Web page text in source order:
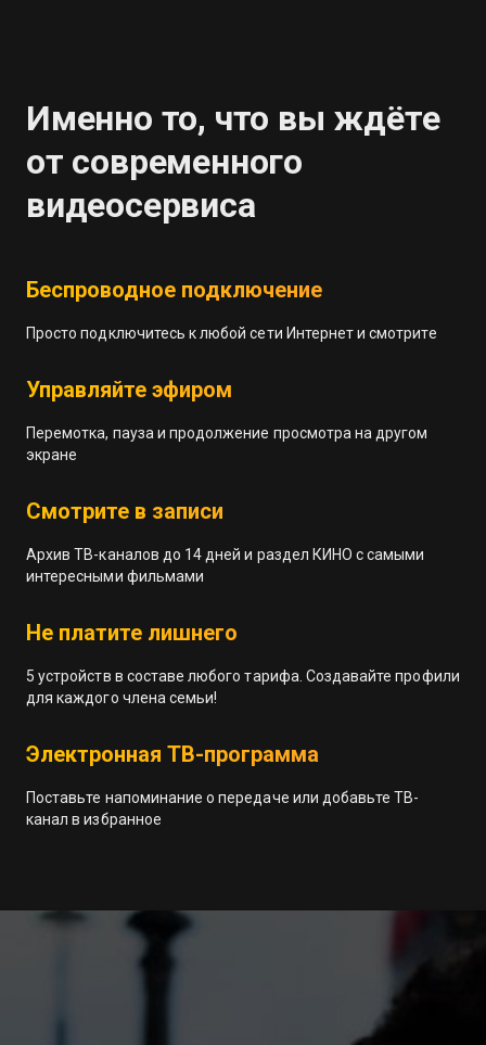
Именно то, что вы ждёте
от современного
видеосервиса
Беспроводное подключение
Просто подключитесь к любой сети Интернет и смотрите
Управляйте эфиром
Перемотка, пауза и продолжение просмотра на другом
экране
Смотрите в записи
Архив ТВ-каналов до 14 дней и раздел КИНО с самыми
интересными фильмами
Не платите лишнего
5 устройств в составе любого тарифа. Создавайте профили
для каждого члена семьи!
Электронная ТВ-программа
Поставьте напоминание о передаче или добавьте ТВ-
канал в избранное